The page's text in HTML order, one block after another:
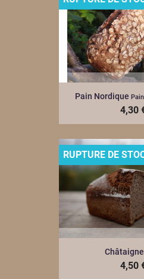
Pain Nordique
4,30
Châtaigne
4,50
RUPTURE DE